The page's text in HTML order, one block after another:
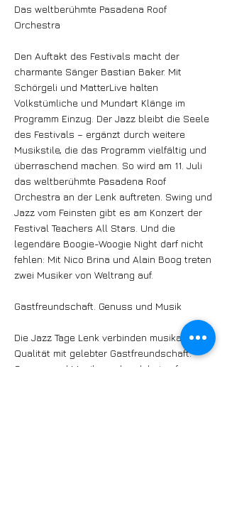
Das weltberühmte Pasadena Roof
Orchestra
Den Auftakt des Festivals macht der
charmante Sänger Bastian Baker. Mit
Schörgeli und MatterLive halten
Volkstümliche und Mundart Klänge im
Programm Einzug. Der Jazz bleibt die Seele
des Festivals – ergänzt durch weitere
Musikstile, die das Programm vielfältig und
überraschend machen. So wird am 11. Juli
das weltberühmte Pasadena Roof
Orchestra an der Lenk auftreten. Swing und
Jazz vom Feinsten gibt es am Konzert der
Festival Teachers All Stars. Und die
legendäre Boogie-Woogie Night darf nicht
fehlen: Mit Nico Brina und Alain Boog treten
zwei Musiker von Weltrang auf.
Gastfreundschaft. Genuss und Musik
Die Jazz Tage Lenk verbinden musikalische
Qualität mit gelebter Gastfreundschaft.
Genuss und Musik werden dabei auf